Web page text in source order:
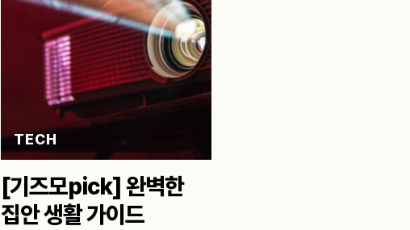
TECH
[기즈모pick] 완벽한
집안 생활 가이드